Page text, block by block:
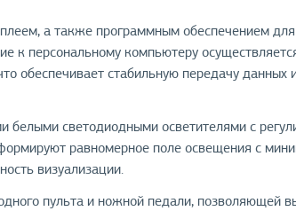
а также программным обеспечением
к персональному компьютеру
обеспечивает стабильную передачу данных
светодиодными осветителями с
равномерное поле освещения с
визуализации.
пульта и ножной педали, позволяющей